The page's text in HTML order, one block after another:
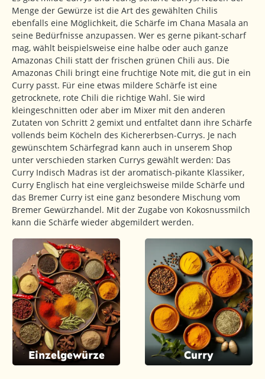
Menge der Gewürze ist die Art des gewählten Chilis
ebenfalls eine Möglichkeit, die Schärfe im Chana Masala an
seine Bedürfnisse anzupassen. Wer es gerne pikant-scharf
mag, wählt beispielsweise eine halbe oder auch ganze
Amazonas Chili statt der frischen grünen Chili aus. Die
Amazonas Chili bringt eine fruchtige Note mit, die gut in ein
Curry passt. Für eine etwas mildere Schärfe ist eine
getrocknete, rote Chili die richtige Wahl. Sie wird
kleingeschnitten oder aber im Mixer mit den anderen
Zutaten von Schritt 2 gemixt und entfaltet dann ihre Schärfe
vollends beim Köcheln des Kichererbsen-Currys. Je nach
gewünschtem Schärfegrad kann auch in unserem Shop
unter verschieden starken Currys gewählt werden: Das
Curry Indisch Madras ist der aromatisch-pikante Klassiker,
Curry Englisch hat eine vergleichsweise milde Schärfe und
das Bremer Curry ist eine ganz besondere Mischung vom
Bremer Gewürzhandel. Mit der Zugabe von Kokosnussmilch
kann die Schärfe wieder abgemildert werden.
Einzelgewürze Curry